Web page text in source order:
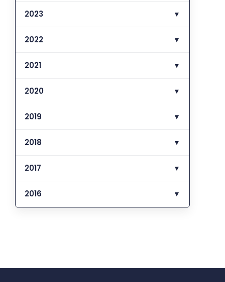
2023 ▼
2022 ▼
2021 ▼
2020 ▼
2019 ▼
2018 ▼
2017 ▼
2016 ▼